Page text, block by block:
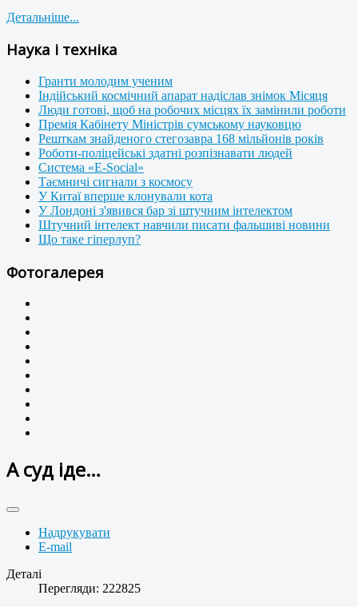
Детальніше...
Наука і техніка
Гранти молодим ученим
Індійський космічний апарат надіслав знімок Місяця
Люди готові, щоб на робочих місцях їх замінили роботи
Премія Кабінету Міністрів сумському науковцю
Решткам знайденого стегозавра 168 мільйонів років
Роботи-поліцейські здатні розпізнавати людей
Система «E-Social»
Таємничі сигнали з космосу
У Китаї вперше клонували кота
У Лондоні з'явився бар зі штучним інтелектом
Штучний інтелект навчили писати фальшиві новини
Що таке гіперлуп?
Фотогалерея
А суд іде…
Надрукувати
E-mail
Деталі
Перегляди: 222825